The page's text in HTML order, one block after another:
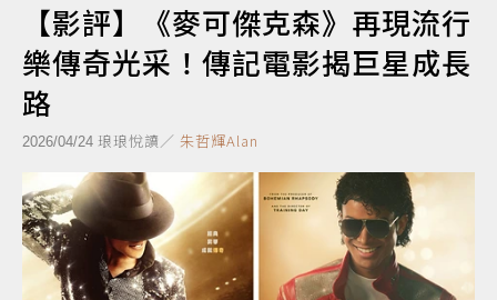
【影評】《麥可傑克森》再現流行
樂傳奇光采！傳記電影揭巨星成長
路
2026/04/24 琅琅悅讀／ 朱哲輝Alan